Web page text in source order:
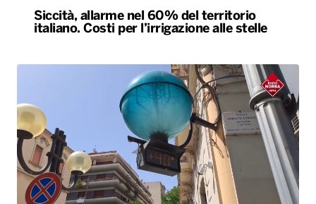
Siccità, allarme nel 60% del territorio
italiano. Costi per l’irrigazione alle stelle